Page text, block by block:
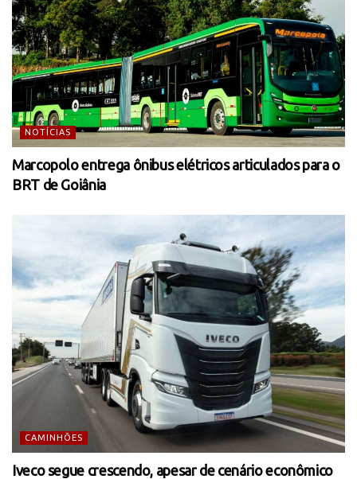
NOTÍCIAS
Marcopolo entrega ônibus elétricos articulados para o
BRT de Goiânia
CAMINHÕES
Iveco segue crescendo, apesar de cenário econômico